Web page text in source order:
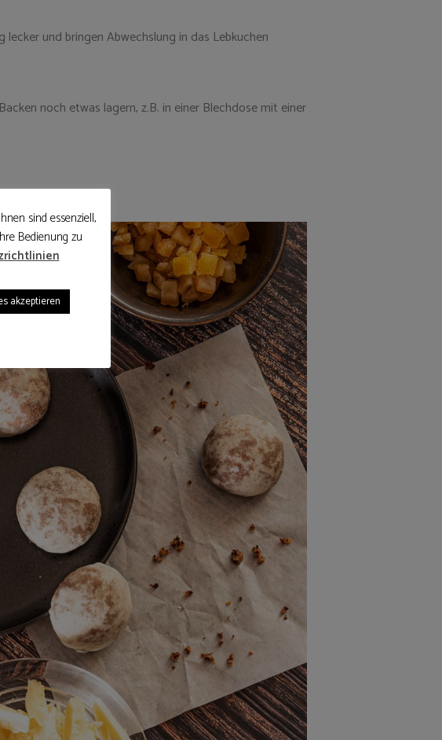
und bringen Abwechslung in das Lebkuchen
noch etwas lagern, z.B. in einer Blechdose mit einer
sind essenziell,
Bedienung zu
akzeptieren